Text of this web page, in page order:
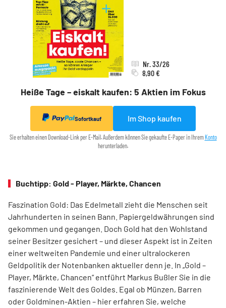
Heiße Tage – eiskalt kaufen: 5 Aktien im Fokus
Nr. 33/26
8,90 €
Sofortkauf Im Shop kaufen
Sie erhalten einen Download-Link per E-Mail. Außerdem können Sie gekaufte E-Paper in Ihrem Konto
herunterladen.
Buchtipp: Gold - Player, Märkte, Chancen
Faszination Gold: Das Edelmetall zieht die Menschen seit
Jahrhunderten in seinen Bann. Papiergeldwährungen sind
gekommen und gegangen. Doch Gold hat den Wohlstand
seiner Besitzer gesichert – und dieser Aspekt ist in Zeiten
einer weltweiten Pandemie und einer ultra­lockeren
Geldpolitik der Notenbanken aktueller denn je. In „Gold –
Player, Märkte, Chancen“ entführt Markus Bußler Sie in die
faszinierende Welt des Goldes. Egal ob Münzen, Barren
oder Goldminen-Aktien – hier erfahren Sie, welche